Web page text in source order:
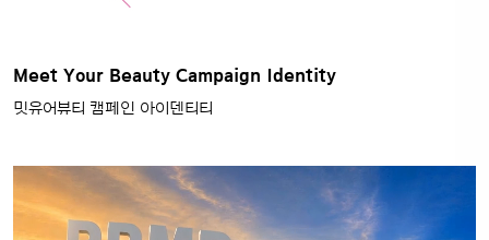
Meet Your Beauty Campaign Identity
밋유어뷰티 캠페인 아이덴티티